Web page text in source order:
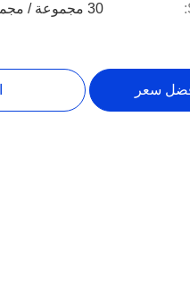
30 مجموعة / مجموعات في السنة
سعر